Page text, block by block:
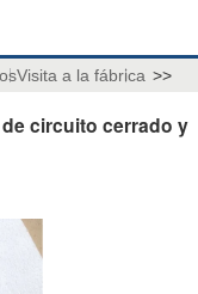
Visita a la fábrica >>
circuito cerrado y